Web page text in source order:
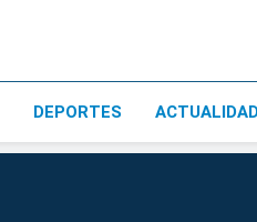
DEPORTES